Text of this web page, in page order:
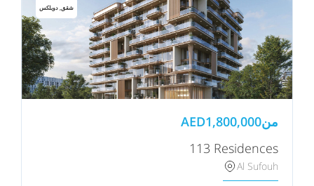
شقق, دوبلكس
من AED1,800,000
113 Residences
Al Sufouh